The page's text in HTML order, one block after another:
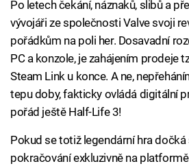
Po letech čekání, náznaků, slibů a
vývojáři ze společnosti Valve svoji
pořádkům na poli her. Dosavadní
PC a konzole, je zahájením prodeje
Steam Link u konce. A ne,
tepu doby, fakticky ovládá digitální
pořád ještě Half-Life 3!
Pokud se totiž legendární hra
pokračování exkluzivně na